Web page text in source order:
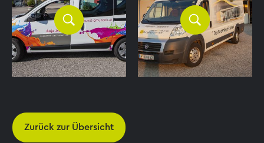
Zurück zur Übersicht